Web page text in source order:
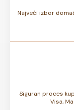
Najveći izbor
Siguran proces
Visa,